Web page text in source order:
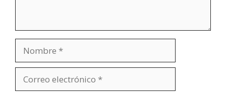
electrónico